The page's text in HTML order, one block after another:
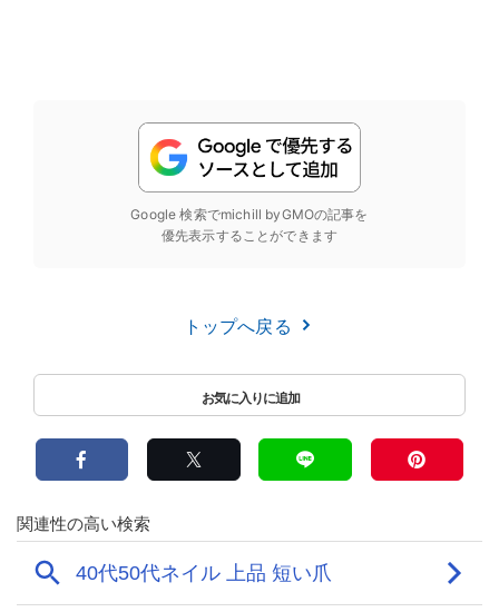
Google 検索でmichill byGMOの記事を
優先表示することができます
トップへ戻る